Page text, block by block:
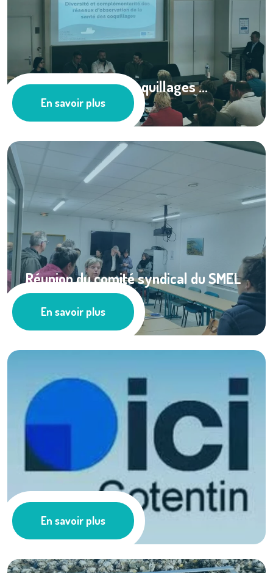
Conseil de filière coquillages ...
Actualités
En savoir plus
Réunion du comité syndical du SMEL
du 10 mars ...
Actualités
En savoir plus
Le SMEL sur ICI ...
Actualités
En savoir plus